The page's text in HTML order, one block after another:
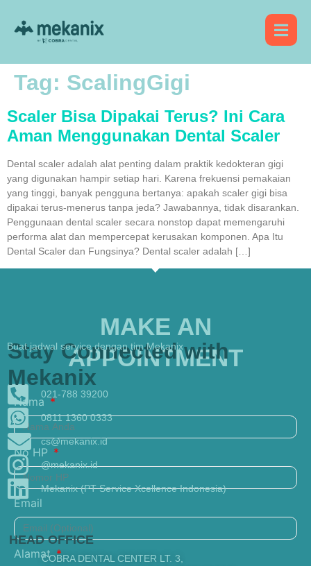
Tag: ScalingGigi
Scaler Bisa Dipakai Terus? Ini Cara
Aman Menggunakan Dental Scaler
Dental scaler adalah alat penting dalam praktik kedokteran gigi
yang digunakan hampir setiap hari. Karena frekuensi pemakaian
yang tinggi, banyak pengguna bertanya: apakah scaler gigi bisa
dipakai terus-menerus tanpa jeda? Jawabannya, tidak disarankan.
Penggunaan dental scaler secara nonstop dapat memengaruhi
performa alat dan mempercepat kerusakan komponen. Apa Itu
Dental Scaler dan Fungsinya? Dental scaler adalah […]
021-788 39200
0811 1360 0333
cs@mekanix.id
@mekanix.id
Mekanix (PT Service Xcellence Indonesia)
Stay Connected with
Mekanix
HEAD OFFICE
COBRA DENTAL CENTER LT. 3,
MAKE AN
APPOINTMENT
Buat jadwal service dengan tim Mekanix
Nama
No HP
Email
Alamat